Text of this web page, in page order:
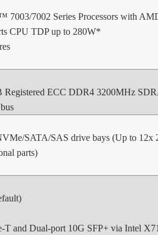
7003/7002 Series Processors with
CPU TDP up to 280W*
Registered ECC DDR4 3200MHz
SATA/SAS drive bays (Up to
parts)
T and Dual-port 10G SFP+ via Intel